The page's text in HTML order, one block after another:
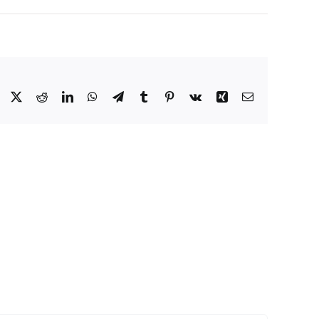
X RedditLinkedInWhatsApp
TelegramTumblr Pinterest
Vk Xing E-